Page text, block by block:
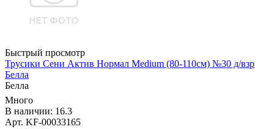
Быстрый просмотр
Трусики Сени Актив Нормал Medium (80-110см) №30 д/взр
Белла
Белла
Много
В наличии: 16.3
Арт. KF-00033165